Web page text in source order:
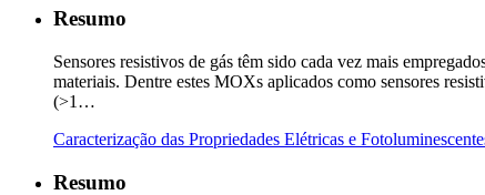
Resumo
Sensores resistivos de gás têm sido cada vez mais
materiais. Dentre estes MOXs aplicados como sensores
(>1…
Caracterização das Propriedades Elétricas e
Resumo